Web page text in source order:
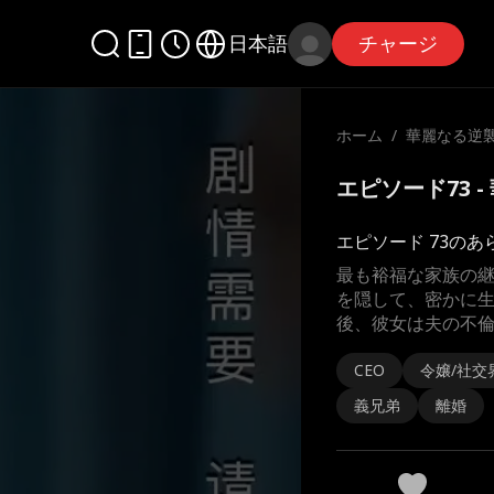
日本語 チャージ
ホーム / 華麗なる逆
エピソード73 -
エピソード 73のあ
最も裕福な家族の
を隠して、密かに
後、彼女は夫の不
CEO
令嬢/社交
義兄弟
離婚